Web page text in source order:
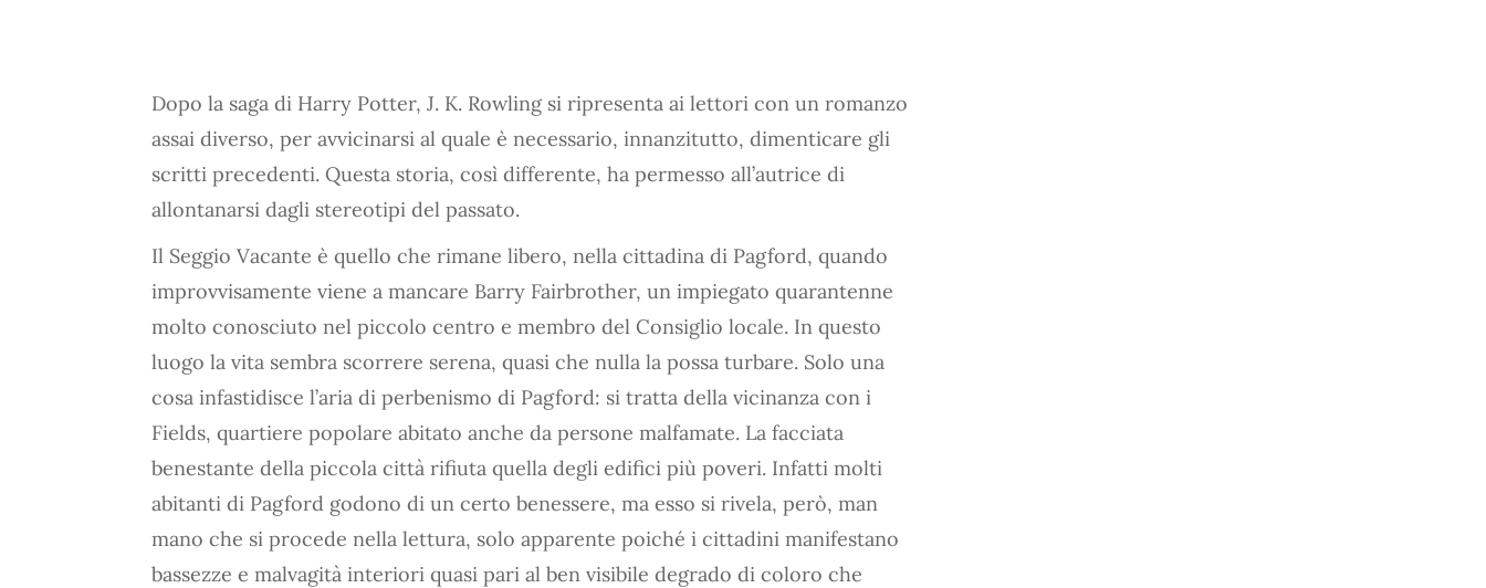
Dopo la saga di Harry Potter, J. K. Rowling si ripresenta ai lettori con un romanzo
assai diverso, per avvicinarsi al quale è necessario, innanzitutto, dimenticare gli
scritti precedenti. Questa storia, così differente, ha permesso all’autrice di
allontanarsi dagli stereotipi del passato.
Il Seggio Vacante è quello che rimane libero, nella cittadina di Pagford, quando
improvvisamente viene a mancare Barry Fairbrother, un impiegato quarantenne
molto conosciuto nel piccolo centro e membro del Consiglio locale. In questo
luogo la vita sembra scorrere serena, quasi che nulla la possa turbare. Solo una
cosa infastidisce l’aria di perbenismo di Pagford: si tratta della vicinanza con i
Fields, quartiere popolare abitato anche da persone malfamate. La facciata
benestante della piccola città rifiuta quella degli edifici più poveri. Infatti molti
abitanti di Pagford godono di un certo benessere, ma esso si rivela, però, man
mano che si procede nella lettura, solo apparente poiché i cittadini manifestano
bassezze e malvagità interiori quasi pari al ben visibile degrado di coloro che